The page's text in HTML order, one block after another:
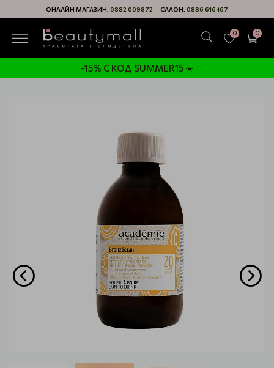
ОНЛАЙН МАГАЗИН: 0882 009872 САЛОН: 0886 616467
0 0
-15% С КОД SUMMER15 ☀️